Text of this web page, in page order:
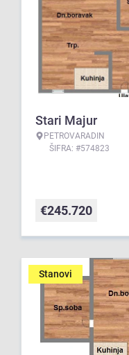
Stari Majur
PETROVARADIN
ŠIFRA: #574823
€245.720
Stanovi